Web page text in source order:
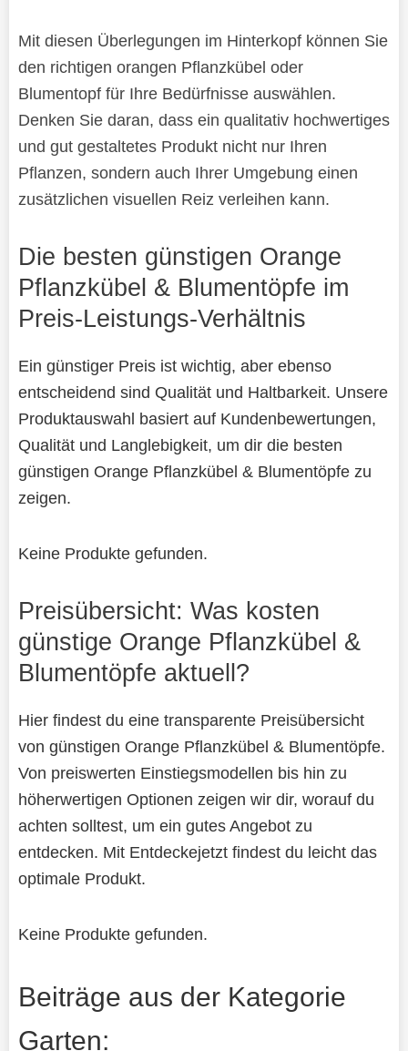
Mit diesen Überlegungen im Hinterkopf können Sie
den richtigen orangen Pflanzkübel oder
Blumentopf für Ihre Bedürfnisse auswählen.
Denken Sie daran, dass ein qualitativ hochwertiges
und gut gestaltetes Produkt nicht nur Ihren
Pflanzen, sondern auch Ihrer Umgebung einen
zusätzlichen visuellen Reiz verleihen kann.
Die besten günstigen Orange
Pflanzkübel & Blumentöpfe im
Preis-Leistungs-Verhältnis
Ein günstiger Preis ist wichtig, aber ebenso
entscheidend sind Qualität und Haltbarkeit. Unsere
Produktauswahl basiert auf Kundenbewertungen,
Qualität und Langlebigkeit, um dir die besten
günstigen Orange Pflanzkübel & Blumentöpfe zu
zeigen.
Keine Produkte gefunden.
Preisübersicht: Was kosten
günstige Orange Pflanzkübel &
Blumentöpfe aktuell?
Hier findest du eine transparente Preisübersicht
von günstigen Orange Pflanzkübel & Blumentöpfe.
Von preiswerten Einstiegsmodellen bis hin zu
höherwertigen Optionen zeigen wir dir, worauf du
achten solltest, um ein gutes Angebot zu
entdecken. Mit Entdeckejetzt findest du leicht das
optimale Produkt.
Keine Produkte gefunden.
Beiträge aus der Kategorie
Garten: